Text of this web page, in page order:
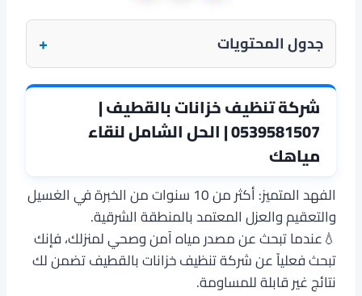
جدول المحتويات +
شركة تنظيف خزانات بالقطيف |
0539581507 | الحل الشامل لنقاء
مياهك
الفهد المتميز: أكثر من 10 سنوات من الخبرة في الغسيل
والتعقيم والعزل المعتمد بالمنطقة الشرقية.
💧عندما تبحث عن مصدر مياه آمن وصحي لمنزلك، فإنك
تبحث فعلياً عن شركة تنظيف خزانات بالقطيف تضمن لك
نتائج غير قابلة للمساومة.